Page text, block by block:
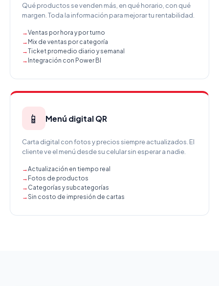
Qué productos se venden más, en qué horario, con qué
margen. Toda la información para mejorar tu rentabilidad.
Ventas por hora y por turno
Mix de ventas por categoría
Ticket promedio diario y semanal
Integración con Power BI
📱 Menú digital QR
Carta digital con fotos y precios siempre actualizados. El
cliente ve el menú desde su celular sin esperar a nadie.
Actualización en tiempo real
Fotos de productos
Categorías y subcategorías
Sin costo de impresión de cartas